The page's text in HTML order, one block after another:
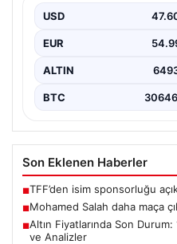
USD
EUR
ALTIN
BTC
Son Eklenen Haberler
■TFF’den isim sponsorluğu
■Mohamed Salah daha maça
■Altın Fiyatlarında Son
ve Analizler